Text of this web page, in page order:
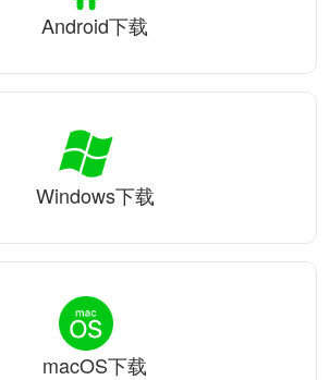
Android下载
Windows下载
macOS下载